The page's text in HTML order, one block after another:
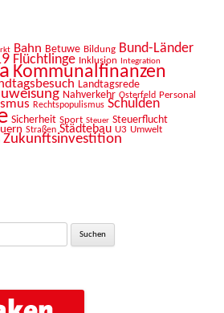
Bahn Betuwe Bildung Bund-Länder
Flüchtlinge Inklusion Integration
Kommunalfinanzen
Landtagsrede
Nahverkehr Osterfeld Personal
Rechtspopulismus Schulden
Sicherheit Sport Steuer Steuerflucht
Straßen Städtebau U3 Umwelt
Zukunftsinvestition